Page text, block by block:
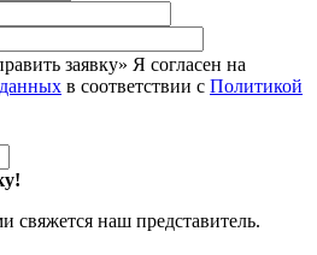
заявку» Я согласен на
в соответствии с Политикой
наш представитель.